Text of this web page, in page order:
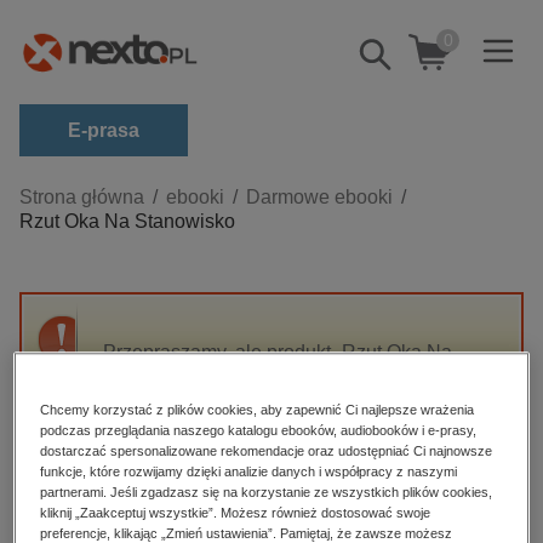
Pokaż/schowaj
wyszukiwarkę
0
E-prasa
Kategorie
Zobacz wszystkie E-prasa
budownictwo, aranżacja wnętrz
darmowe wydania
edukacja
hobby, sport, rozrywka
komputery, internet, technologie, informatyka
Strona główna ebooki
Darmowe ebooki
Rzut Oka Na Stanowisko
Przepraszamy, ale produkt „Rzut Oka Na
High-contrast mode
Polecane
Chcemy korzystać z plików cookies, aby zapewnić Ci najlepsze wrażenia
podczas przeglądania naszego katalogu ebooków, audiobooków i e-prasy,
dostarczać spersonalizowane rekomendacje oraz udostępniać Ci najnowsze
funkcje, które rozwijamy dzięki analizie danych i współpracy z naszymi
partnerami. Jeśli zgadzasz się na korzystanie ze wszystkich plików cookies,
kliknij „Zaakceptuj wszystkie”. Możesz również dostosować swoje
preferencje, klikając „Zmień ustawienia”. Pamiętaj, że zawsze możesz